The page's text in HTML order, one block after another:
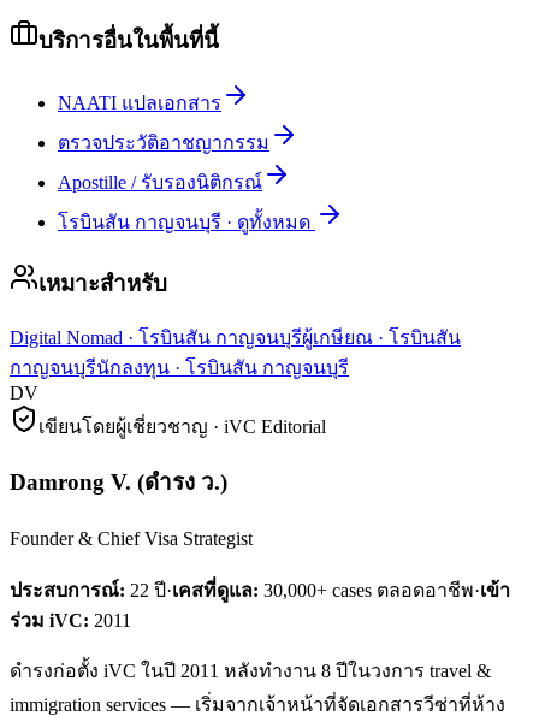
บริการอื่นในพื้นที่นี้
NAATI แปลเอกสาร
ตรวจประวัติอาชญากรรม
Apostille / รับรองนิติกรณ์
โรบินสัน กาญจนบุรี · ดูทั้งหมด
เหมาะสำหรับ
Digital Nomad · โรบินสัน กาญจนบุรีผู้เกษียณ · โรบินสัน
กาญจนบุรีนักลงทุน · โรบินสัน กาญจนบุรี
DV
เขียนโดยผู้เชี่ยวชาญ · iVC Editorial
Damrong V. (ดำรง ว.)
Founder & Chief Visa Strategist
ประสบการณ์: 22 ปี·เคสที่ดูแล: 30,000+ cases ตลอดอาชีพ·เข้า
ร่วม iVC: 2011
ดำรงก่อตั้ง iVC ในปี 2011 หลังทำงาน 8 ปีในวงการ travel &
immigration services — เริ่มจากเจ้าหน้าที่จัดเอกสารวีซ่าที่ห้าง